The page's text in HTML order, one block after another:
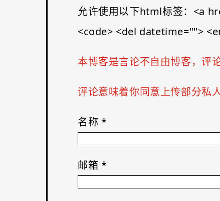
允许使用以下html标签：<a
<code> <del datetime="">
本博客是言论不自由博客，评
评论意味着你同意上传部分私
名称 *
邮箱 *